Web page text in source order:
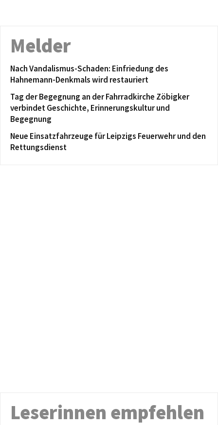
Melder
Nach Vandalismus-Schaden: Einfriedung des
Hahnemann-Denkmals wird restauriert
Tag der Begegnung an der Fahrradkirche Zöbigker
verbindet Geschichte, Erinnerungskultur und
Begegnung
Neue Einsatzfahrzeuge für Leipzigs Feuerwehr und den
Rettungsdienst
Leserinnen empfehlen